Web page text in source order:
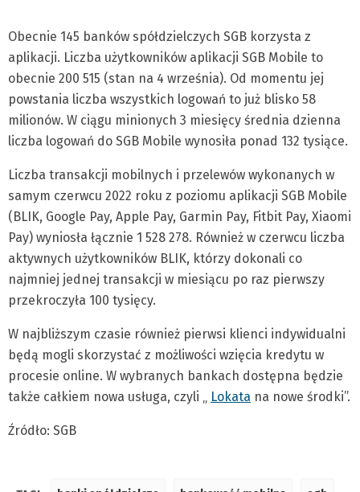
Obecnie 145 banków spółdzielczych SGB korzysta z
aplikacji. Liczba użytkowników aplikacji SGB Mobile to
obecnie 200 515 (stan na 4 września). Od momentu jej
powstania liczba wszystkich logowań to już blisko 58
milionów. W ciągu minionych 3 miesięcy średnia dzienna
liczba logowań do SGB Mobile wynosiła ponad 132 tysiące.
Liczba transakcji mobilnych i przelewów wykonanych w
samym czerwcu 2022 roku z poziomu aplikacji SGB Mobile
(BLIK, Google Pay, Apple Pay, Garmin Pay, Fitbit Pay, Xiaomi
Pay) wyniosła łącznie 1 528 278. Również w czerwcu liczba
aktywnych użytkowników BLIK, którzy dokonali co
najmniej jednej transakcji w miesiącu po raz pierwszy
przekroczyła 100 tysięcy.
W najbliższym czasie również pierwsi klienci indywidualni
będą mogli skorzystać z możliwości wzięcia kredytu w
procesie online. W wybranych bankach dostępna będzie
także całkiem nowa usługa, czyli „ Lokata na nowe środki”.
Źródło: SGB